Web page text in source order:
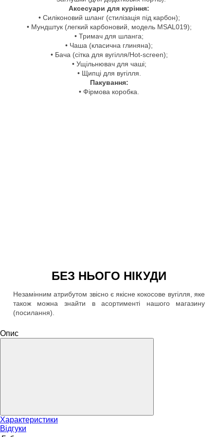
Аксесуари для куріння:
• Силіконовий шланг (стилізація під карбон);
• Мундштук (легкий карбоновий, модель MSAL019);
• Тримач для шланга;
• Чаша (класична глиняна);
• Бача (сітка для вугілля/Hot-screen);
• Ущільнювач для чаші;
• Щипці для вугілля.
Пакування:
• Фірмова коробка.
БЕЗ НЬОГО НІКУДИ
Незамінним атрибутом звісно є якісне кокосове вугілля, яке
також можна знайти в асортименті нашого магазину
(посилання).
Опис
Характеристики
Відгуки